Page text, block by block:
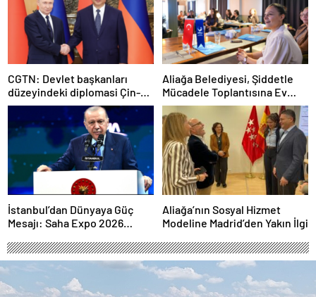
CGTN: Devlet başkanları
düzeyindeki diplomasi Çin-
Rusya arasındaki büyüyen
ortaklığı güçlendiriyor
Aliağa Belediyesi, Şiddetle
Mücadele Toplantısına Ev
Sahipliği Yaptı
İstanbul’dan Dünyaya Güç
Mesajı: Saha Expo 2026
Aliağa’nın Sosyal Hizmet
Modeline Madrid’den Yakın İlgi